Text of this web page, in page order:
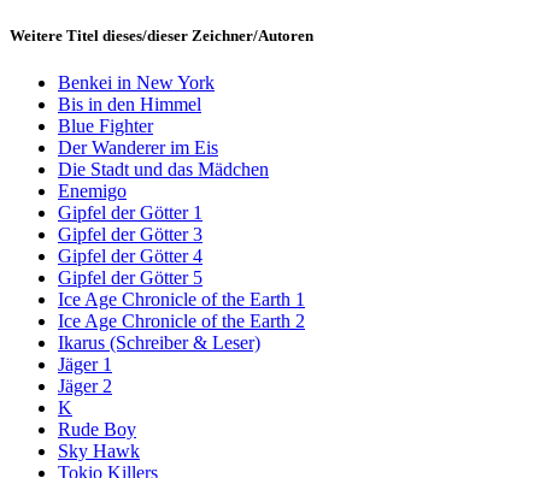
Weitere Titel dieses/dieser Zeichner/Autoren
Benkei in New York
Bis in den Himmel
Blue Fighter
Der Wanderer im Eis
Die Stadt und das Mädchen
Enemigo
Gipfel der Götter 1
Gipfel der Götter 3
Gipfel der Götter 4
Gipfel der Götter 5
Ice Age Chronicle of the Earth 1
Ice Age Chronicle of the Earth 2
Ikarus (Schreiber & Leser)
Jäger 1
Jäger 2
K
Rude Boy
Sky Hawk
Tokio Killers